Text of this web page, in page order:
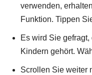
verwenden,
Funktion. Tippen
Es wird Sie
Kindern gehört.
Scrollen Sie weiter